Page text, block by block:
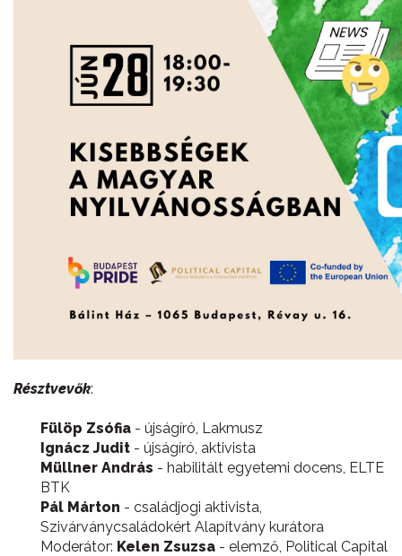
Résztvevők:
Fülöp Zsófia - újságíró, Lakmusz
Ignácz Judit - újságíró, aktivista
Müllner András - habilitált egyetemi docens, ELTE
BTK
Pál Márton - családjogi aktivista,
Szivárványcsaládokért Alapítvány kurátora
Moderátor: Kelen Zsuzsa - elemző, Political Capital